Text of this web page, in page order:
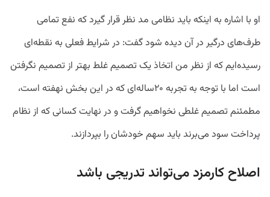
او با اشاره به اینکه باید نظامی مد نظر قرار گیرد که نفع تمامی
طرف‌های درگیر در آن دیده شود گفت: در شرایط فعلی به نقطه‌ای
رسیده‌ایم که از نظر من اتخاذ یک تصمیم غلط بهتر از تصمیم نگرفتن
است اما با توجه به تجربه ۲۰ساله‌ای که در این بخش نهفته است،
مطمئنم تصمیم غلطی نخواهیم گرفت و در نهایت کسانی که از نظام
پرداخت سود می‌برند باید سهم خودشان را بپردازند.
اصلاح کارمزد می‌تواند تدریجی باشد